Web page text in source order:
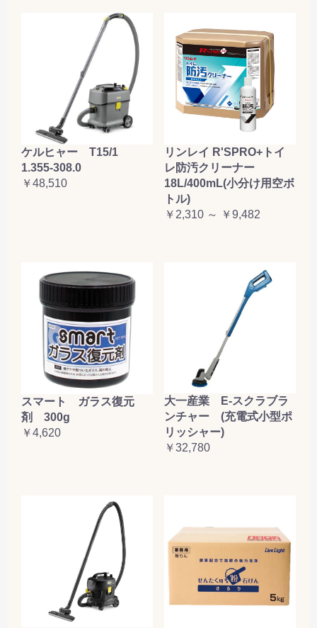
ケルヒャー T15/1
1.355-308.0
￥48,510
リンレイ R'SPRO+トイ
レ防汚クリーナー
18L/400mL(小分け用空ボ
トル)
￥2,310 ～ ￥9,482
スマート ガラス復元
剤 300g
￥4,620
大一産業 E-スクラブラ
ンチャー (充電式小型ポ
リッシャー)
￥32,780